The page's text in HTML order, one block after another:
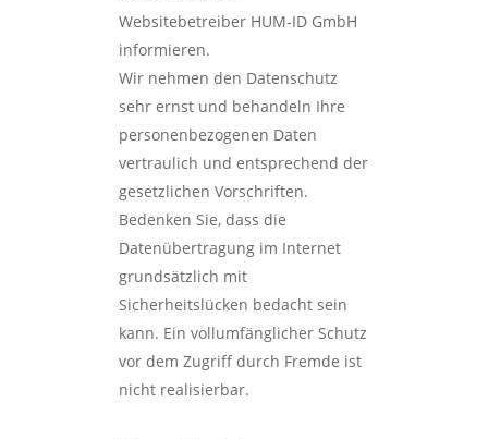
Websitebetreiber HUM-ID GmbH
informieren.
Wir nehmen den Datenschutz
sehr ernst und behandeln Ihre
personenbezogenen Daten
vertraulich und entsprechend der
gesetzlichen Vorschriften.
Bedenken Sie, dass die
Datenübertragung im Internet
grundsätzlich mit
Sicherheitslücken bedacht sein
kann. Ein vollumfänglicher Schutz
vor dem Zugriff durch Fremde ist
nicht realisierbar.